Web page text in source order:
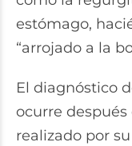
estómago,
“arrojado a la
El diagnóstico
ocurre
realizado por